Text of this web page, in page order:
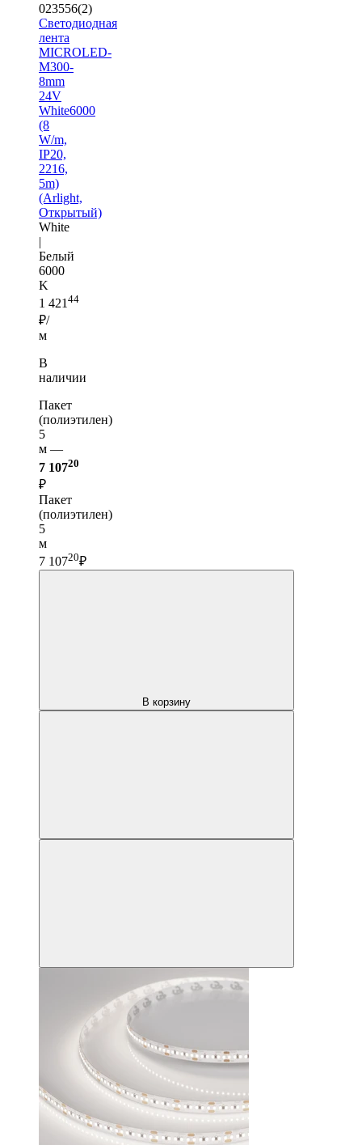
023556(2)
Светодиодная
лента
MICROLED-
M300-
8mm
24V
White6000
(8
W/m,
IP20,
2216,
5m)
(Arlight,
Открытый)
White
|
Белый
6000
K
1 421 44
₽/
м
В
наличии
Пакет
(полиэтилен)
5
м —
7 10720
₽
Пакет
(полиэтилен)
5
м
7 10720₽
В корзину